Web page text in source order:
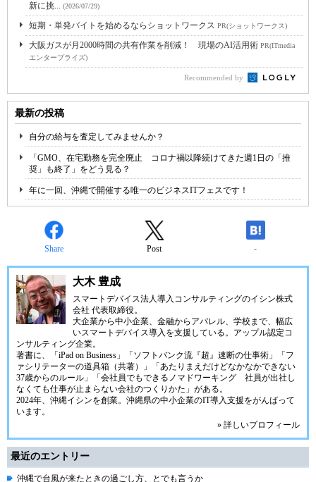
新に挑... (2026/07/29)
短期・単発バイトを始めるならショットワークス PR(ショットワークス)
大阪ガスが月2000時間の共有作業を削減！ 現場のAI活用術 PR(ITmedia
エンタープライズ)
Recommended by
最新の投稿
自分の給与を査定してみませんか？
「GMO、在宅勤務を完全廃止 コロナ禍以降続けてきた週1日の「推
奨」も終了」をどう見る？
年に一回、沖縄で開催する唯一のビジネスITフェスです！
Share Post -
大木 豊成
スマートデバイス法人導入コンサルティングのイシン株式
会社 代表取締役。
大企業から中小企業、金融からアパレル、学校まで、幅広
いスマートデバイス導入を支援している。アップル認定コ
ンサルティング企業。
著書に、「iPad on Business」「ソフトバンク流『超』速断の仕事術」「フ
ァシリテーターの道具箱（共著）」「あたりまえだけどなかなかできない
37歳からのルール」「会社員でもできるノマドワーキング 社員が出社し
なくても仕事が止まらない会社のつくりかた」がある。
2024年、 沖縄イシンを創業。沖縄県の中小企業のIT導入支援をがんばって
います。
» 詳しいプロフィール
最近のエントリー
沖縄で台風が来たときの過ごし方、とでも言うか